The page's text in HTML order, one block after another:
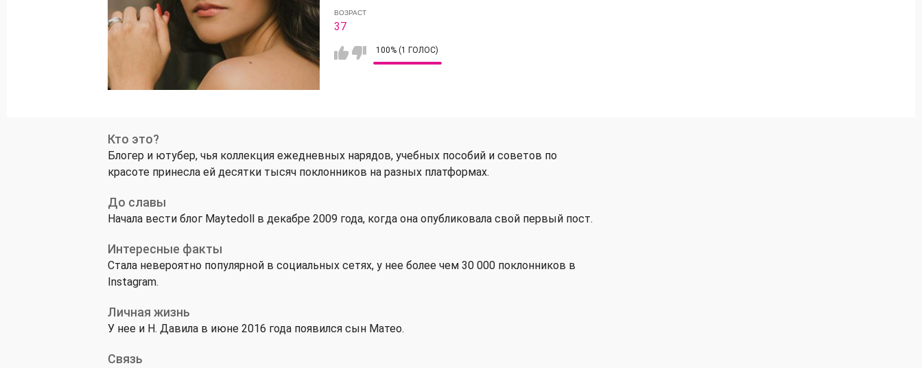
ВОЗРАСТ
37
100% (1 ГОЛОС)
Кто это?
Блогер и ютубер, чья коллекция ежедневных нарядов, учебных пособий и советов по
красоте принесла ей десятки тысяч поклонников на разных платформах.
До славы
Начала вести блог Maytedoll в декабре 2009 года, когда она опубликовала свой первый пост.
Интересные факты
Стала невероятно популярной в социальных сетях, у нее более чем 30 000 поклонников в
Instagram.
Личная жизнь
У нее и Н. Давила в июне 2016 года появился сын Матео.
Связь